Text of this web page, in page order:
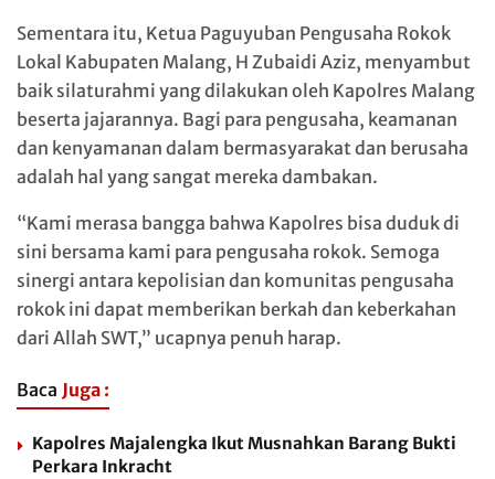
Sementara itu, Ketua Paguyuban Pengusaha Rokok
Lokal Kabupaten Malang, H Zubaidi Aziz, menyambut
baik silaturahmi yang dilakukan oleh Kapolres Malang
beserta jajarannya. Bagi para pengusaha, keamanan
dan kenyamanan dalam bermasyarakat dan berusaha
adalah hal yang sangat mereka dambakan.
“Kami merasa bangga bahwa Kapolres bisa duduk di
sini bersama kami para pengusaha rokok. Semoga
sinergi antara kepolisian dan komunitas pengusaha
rokok ini dapat memberikan berkah dan keberkahan
dari Allah SWT,” ucapnya penuh harap.
Baca Juga :
Kapolres Majalengka Ikut Musnahkan Barang Bukti
Perkara Inkracht